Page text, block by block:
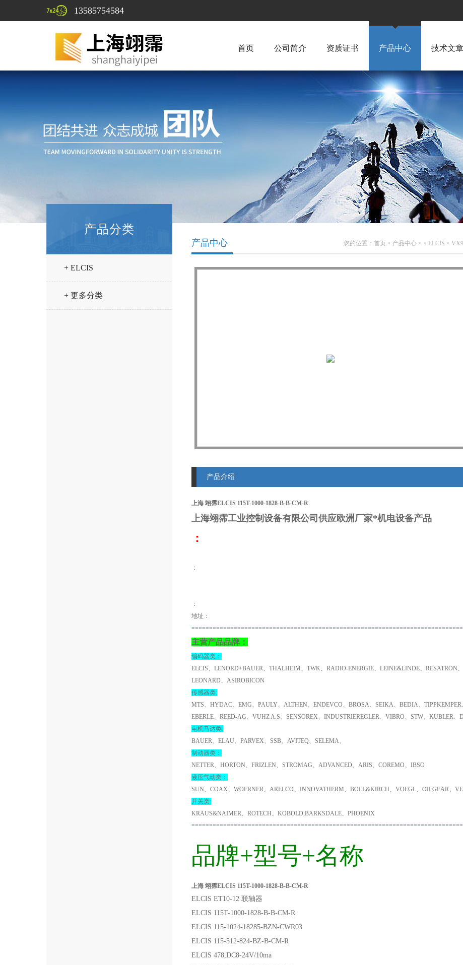
13585754584
首页 公司简介 资质证书 产品中心 技术文章
产品分类
+ ELCIS
+ 更多分类
您的位置： 首页 > 产品中心 > > ELCIS >
产品中心
产品介绍
上海 翊霈ELCIS 115T-1000-1828-B-B-CM-R
上海翊霈工业控制设备有限公司供应欧洲厂家*机电设备产品
：
：
：
地址：
主营产品品牌：
编码器类：
ELCIS、LENORD+BAUER、THALHEIM、TWK、RADIO-ENERGIE、LEINE&LINDE、RESATRON
LEONARD、ASIROBICON
传感器类:
MTS、HYDAC、EMG、PAULY、ALTHEN、ENDEVCO、BROSA、SEIKA、BEDIA、TIPPKEMPER
EBERLE、REED-AG、VUHZ A.S、SENSOREX、INDUSTRIEREGLER、VIBRO、STW、KUBLER
电机马达类:
BAUER、ELAU、PARVEX、SSB、AVITEQ、SELEMA、
制动器类：
NETTER、HORTON、FRIZLEN、STROMAG、ADVANCED、ARIS、COREMO、IBSO
液压气动类：
SUN、COAX、WOERNER、ARELCO、INNOVATHERM、BOLL&KIRCH、VOEGL、OILGEAR、
开关类:
KRAUS&NAIMER、ROTECH、KOBOLD,BARKSDALE、PHOENIX
品牌+型号+名称
上海 翊霈ELCIS 115T-1000-1828-B-B-CM-R
ELCIS ET10-12 联轴器
ELCIS 115T-1000-1828-B-B-CM-R
ELCIS 115-1024-18285-BZN-CWR03
ELCIS 115-512-824-BZ-B-CM-R
ELCIS 478,DC8-24V/10ma